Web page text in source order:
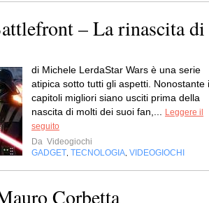
– La rinascita di
di Michele LerdaStar Wars è una serie
atipica sotto tutti gli aspetti. Nonostante i
capitoli migliori siano usciti prima della
nascita di molti dei suoi fan,...
Leggere il
seguito
Da Videogiochi
GADGET TECNOLOGIA VIDEOGIOCHI
Corbetta